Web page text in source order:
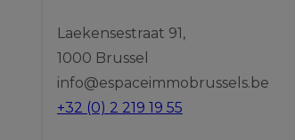
Laekensestraat 91,
1000 Brussel
info@espaceimmobrussels.be
+32 (0) 2 219 19 55